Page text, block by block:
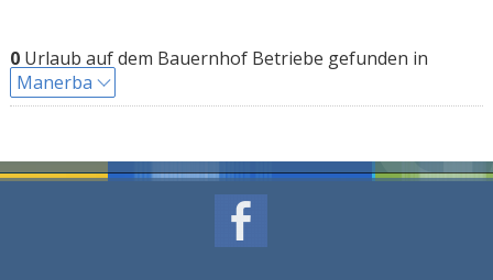
0Urlaub auf dem Bauernhof Betriebe gefunden in
Manerba